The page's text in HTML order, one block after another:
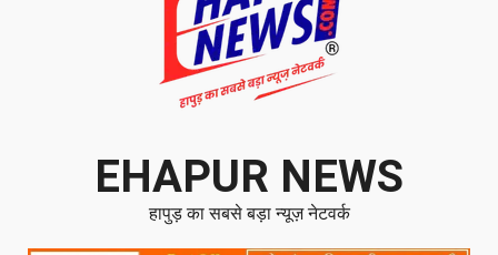
EHAPUR NEWS
हापुड़ का सबसे बड़ा न्यूज़ नेटवर्क